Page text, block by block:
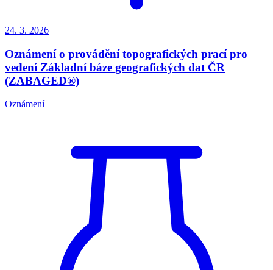
24. 3. 2026
Oznámení o provádění topografických prací pro
vedení Základní báze geografických dat ČR
(ZABAGED®)
Oznámení